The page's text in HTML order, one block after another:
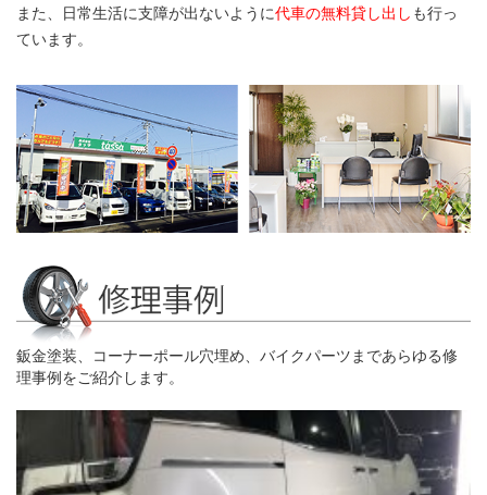
また、日常生活に支障が出ないように代車の無料貸し出し も行っ
ています。
鈑金塗装、コーナーポール穴埋め、バイクパーツまであらゆる修
理事例をご紹介します。